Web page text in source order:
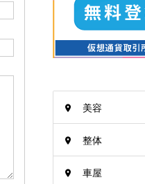
美容
整体
車屋